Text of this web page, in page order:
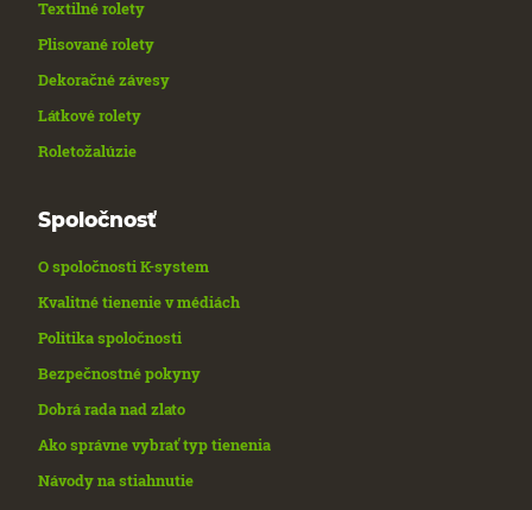
Textilné rolety
Plisované rolety
Dekoračné závesy
Látkové rolety
Roletožalúzie
Spoločnosť
O spoločnosti K-system
Kvalitné tienenie v médiách
Politika spoločnosti
Bezpečnostné pokyny
Dobrá rada nad zlato
Ako správne vybrať typ tienenia
Návody na stiahnutie